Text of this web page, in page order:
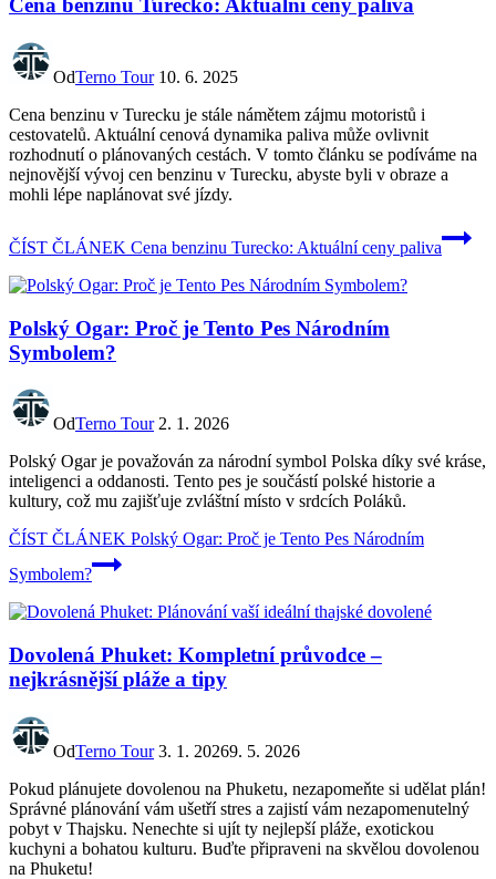
Cena benzinu Turecko: Aktuální ceny paliva
OdTerno Tour 10. 6. 2025
Cena benzinu v Turecku je stále námětem zájmu motoristů i
cestovatelů. Aktuální cenová dynamika paliva může ovlivnit
rozhodnutí o plánovaných cestách. V tomto článku se podíváme na
nejnovější vývoj cen benzinu v Turecku, abyste byli v obraze a
mohli lépe naplánovat své jízdy.
ČÍST ČLÁNEK Cena benzinu Turecko: Aktuální ceny paliva
Polský Ogar: Proč je Tento Pes Národním
Symbolem?
OdTerno Tour 2. 1. 2026
Polský Ogar je považován za národní symbol Polska díky své kráse,
inteligenci a oddanosti. Tento pes je součástí polské historie a
kultury, což mu zajišťuje zvláštní místo v srdcích Poláků.
ČÍST ČLÁNEK Polský Ogar: Proč je Tento Pes Národním
Symbolem?
Dovolená Phuket: Kompletní průvodce –
nejkrásnější pláže a tipy
OdTerno Tour 3. 1. 20269. 5. 2026
Pokud plánujete dovolenou na Phuketu, nezapomeňte si udělat plán!
Správné plánování vám ušetří stres a zajistí vám nezapomenutelný
pobyt v Thajsku. Nenechte si ujít ty nejlepší pláže, exotickou
kuchyni a bohatou kulturu. Buďte připraveni na skvělou dovolenou
na Phuketu!